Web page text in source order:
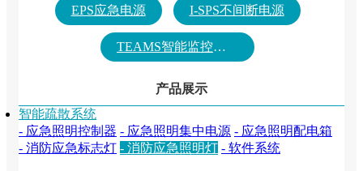
EPS应急电源 I-SPS不间断电源
TEAMS智能监控系统
产品展示
智能疏散系统
- 应急照明控制器 - 应急照明集中电源 - 应急照明配电箱
- 消防应急标志灯 - 消防应急照明灯 - 软件系统